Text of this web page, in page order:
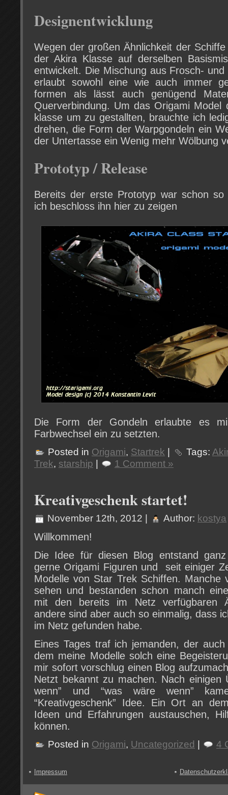
Designentwicklung
Wegen der großen Ähnlichkeit der
der Akira Klasse auf derselben
entwickelt. Die Mischung aus Frosch-
erlaubt sowohl eine wie auch immer
formen als lässt auch genügend
Querverbindung. Um das Origami Model
klasse um zu gestallten, brauchte ich
drehen, die Form der Warpgondeln ein
der Untertasse ein Wenig mehr Wölbung
Prototyp / Release
Bereits der erste Prototyp war schon so
ich beschloss ihn hier zu zeigen
Die Form der Gondeln erlaubte es
Farbwechsel ein zu setzten.
Posted in Origami, Startrek Tags:
Trek, starship 1 Comment »
Kreativgeschenk startet!
November 12th, 2012 | Author: kostya
Willkommen!
Die Idee für diesen Blog entstand
gerne Origami Figuren und seit einiger
Modelle von Star Trek Schiffen. Manche
sehen und bestanden schon manch
mit den bereits im Netz verfügbaren
andere sind aber auch so einmalig, dass
im Netz gefunden habe.
Eines Tages traf ich jemanden, der
dem meine Modelle solch eine
mir sofort vorschlug einen Blog
Netzt bekannt zu machen. Nach einigen
wenn” und “was wäre wenn”
“Kreativgeschenk” Idee. Ein Ort an
Ideen und Erfahrungen austauschen,
können.
Posted in Origami, Uncategorized 4
Impressum